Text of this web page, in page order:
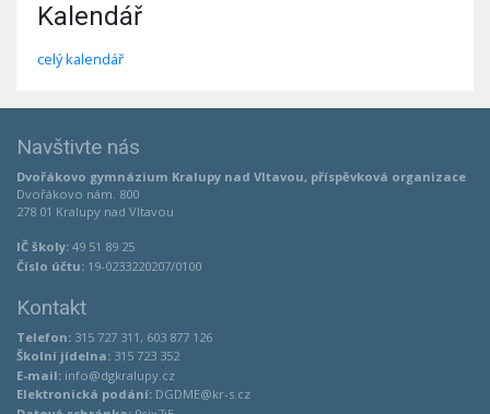
Kalendář
celý kalendář
Navštivte nás
Dvořákovo gymnázium Kralupy nad Vltavou, příspěvková organizace
Dvořákovo nám. 800
278 01 Kralupy nad Vltavou
IČ školy: 49 51 89 25
Číslo účtu: 19-0233220207/0100
Kontakt
Telefon: 315 727 311, 603 877 126
Školní jídelna: 315 723 352
E-mail: info@dgkralupy.cz
Elektronická podání: DGDME@kr-s.cz